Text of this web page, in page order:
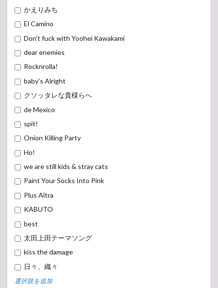
かえりみち
El Camino
Don't fuck with Yoohei Kawakami
dear enemies
Rocknrolla!
baby's Alright
クソッタレな貴様らへ
de Mexico
spit!
Onion Killing Party
Ho!
we are still kids & stray cats
Paint Your Socks Into Pink
Plus Altra
KABUTO
best
太田上田テーマソング
kiss the damage
日々、織々
選択肢を追加